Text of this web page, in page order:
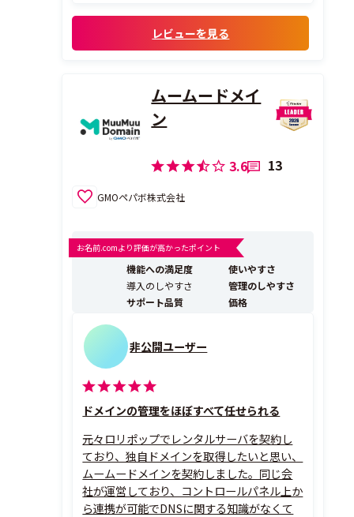
レビューを見る
ムームードメイ
ン
3.6 13
GMOペパボ株式会社
お名前.comより評価が高かったポイント
機能への満足度
使いやすさ
導入のしやすさ
管理のしやすさ
サポート品質
価格
非公開ユーザー
ドメインの管理をほぼすべて任せられる
元々ロリポップでレンタルサーバを契約し
ており、独自ドメインを取得したいと思い、
ムームードメインを契約しました。同じ会
社が運営しており、コントロールパネル上か
ら連携が可能でDNSに関する知識がなくて